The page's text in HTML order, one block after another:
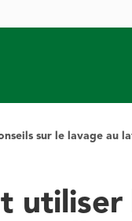
sur le lavage au